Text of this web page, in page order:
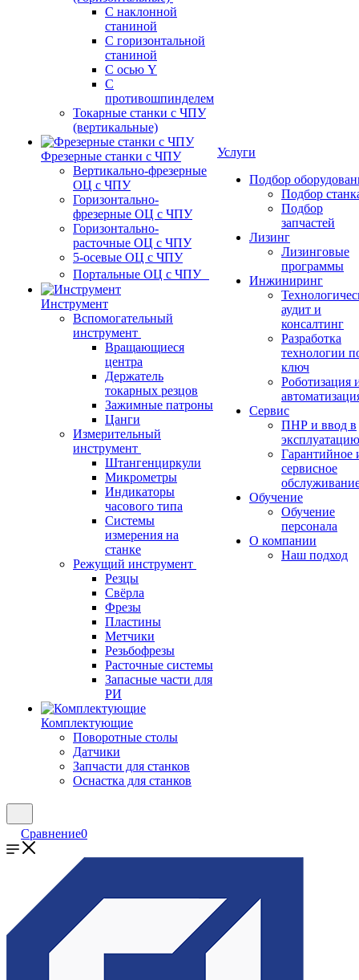
С наклонной
станиной
С горизонтальной
станиной
С осью Y
С
противошпинделем
Токарные станки с ЧПУ
(вертикальные)
Фрезерные станки с ЧПУ
Вертикально-фрезерные
ОЦ с ЧПУ
Горизонтально-
фрезерные ОЦ с ЧПУ
Горизонтально-
расточные ОЦ с ЧПУ
5-осевые ОЦ с ЧПУ
Портальные ОЦ с ЧПУ
Инструмент
Вспомогательный
инструмент
Вращающиеся
центра
Держатель
токарных резцов
Зажимные патроны
Цанги
Измерительный
инструмент
Штангенциркули
Микрометры
Индикаторы
часового типа
Системы
измерения на
станке
Режущий инструмент
Резцы
Свёрла
Фрезы
Пластины
Метчики
Резьбофрезы
Расточные системы
Запасные части для
РИ
Комплектующие
Поворотные столы
Датчики
Запчасти для станков
Оснастка для станков
Услуги
Подбор
Подбор
Подбор
запчастей
Лизинг
Лизинговые
программы
Инжиниринг
аудит и
консалтинг
Разработка
технологии
ключ
Роботизация
Сервис
ПНР и ввод в
эксплуатацию
Гарантийное
сервисное
Обучение
Обучение
персонала
О компании
Наш подход
Сравнение0